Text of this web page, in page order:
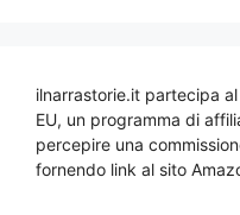
ilnarrastorie.it partecipa
EU, un programma di
percepire una
fornendo link al sito